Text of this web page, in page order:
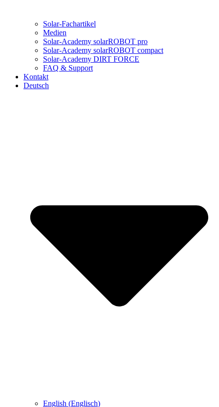
Solar-Fachartikel
Medien
Solar-Academy solarROBOT pro
Solar-Academy solarROBOT compact
Solar-Academy DIRT FORCE
FAQ & Support
Kontakt
Deutsch
English (Englisch)